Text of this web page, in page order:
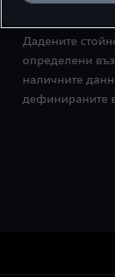
Дадените
определени
наличните
дефинираните